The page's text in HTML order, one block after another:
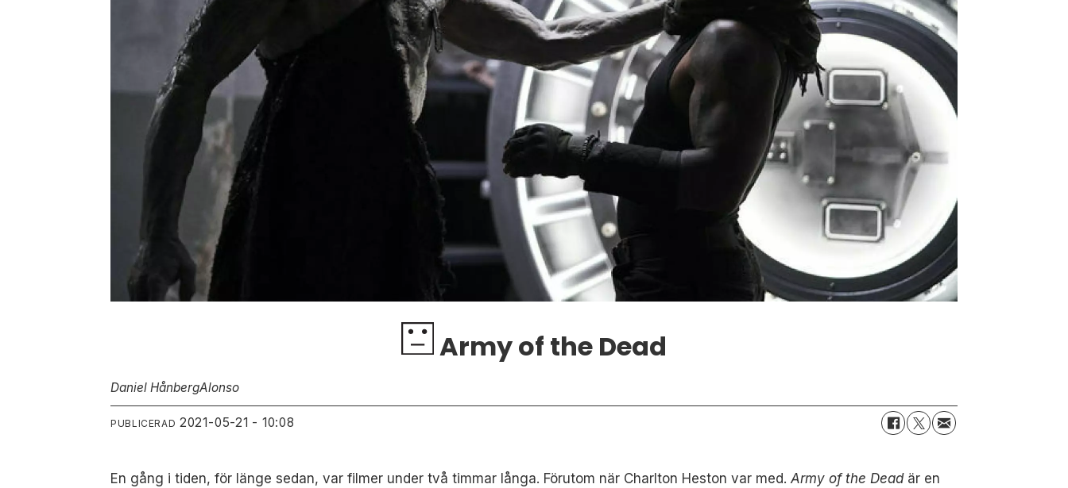
Army of the Dead
Daniel HånbergAlonso
PUBLICERAD 2021-05-21 - 10:08
En gång i tiden, för länge sedan, var filmer under två timmar långa. Förutom när Charlton Heston var med.Army of the Deadär en